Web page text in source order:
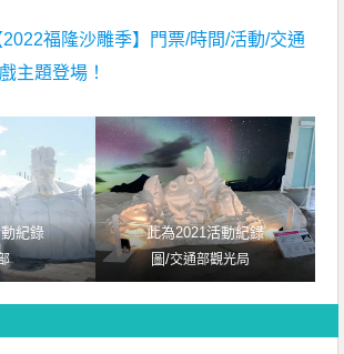
2022福隆沙雕季】門票/時間/活動/交通
主題登場！
紀錄
此為2021活動紀錄
圖/交通部觀光局